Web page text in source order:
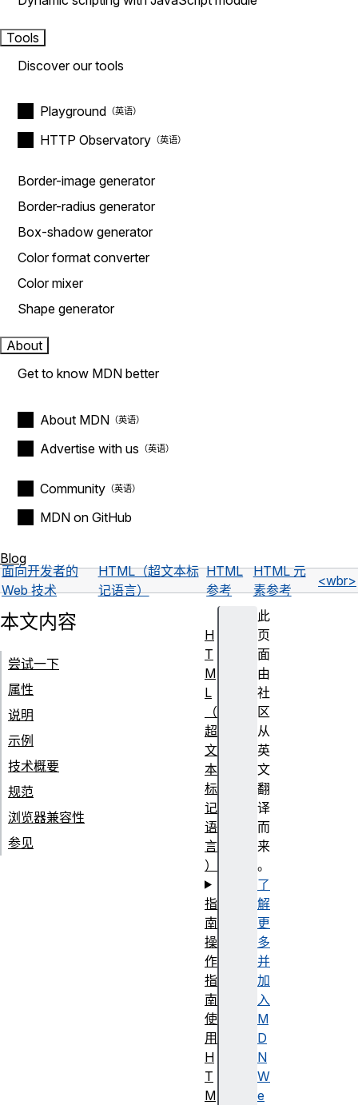
Tools
Discover our tools
Playground
HTTP Observatory
Border-image generator
Border-radius generator
Box-shadow generator
Color format converter
Color mixer
Shape generator
About
Get to know MDN better
About MDN
Advertise with us
Community
MDN on GitHub
Blog
面向开发者的
Web 技术
HTML（超文本标
记语言）
HTML
参考
HTML 元
素参考
<wbr>
此
页
面
由
社
区
从
英
文
翻
译
而
来
。
了
解
更
多
并
加
入
M
D
N
W
e
本文内容
尝试一下
属性
说明
示例
技术概要
规范
浏览器兼容性
参见
H
T
M
L
（
超
文
本
标
记
语
言
）
指
南
操
作
指
南
使
用
H
T
M